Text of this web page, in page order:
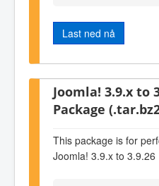
Last ned nå
Joomla! 3.9.x to
Package
This package is for
Joomla! 3.9.x to 3.9.26